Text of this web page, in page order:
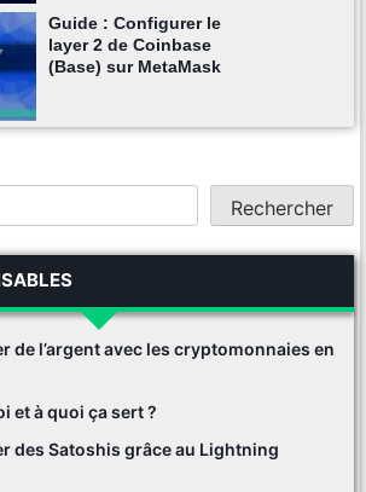
Guide : Configurer le
layer 2 de Coinbase
(Base) sur MetaMask
Rechercher
de l’argent avec les cryptomonnaies en
et à quoi ça sert ?
des Satoshis grâce au Lightning